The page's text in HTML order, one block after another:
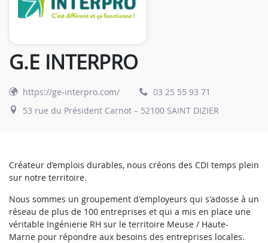
G.E INTERPRO
https://ge-interpro.com/
03 25 55 93 71
53 rue du Président Carnot – 52100 SAINT DIZIER
Créateur d’emplois durables, nous créons des CDI temps plein
sur notre territoire.
Nous sommes un groupement d'employeurs qui s'adosse à un
réseau de plus de 100 entreprises et qui a mis en place une
véritable Ingénierie RH sur le territoire Meuse / Haute-
Marne pour répondre aux besoins des entreprises locales.